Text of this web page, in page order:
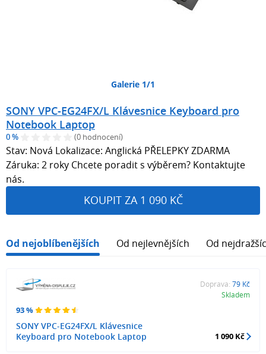
Galerie 1/1
SONY VPC-EG24FX/L Klávesnice Keyboard pro
Notebook Laptop
0 % (0 hodnocení)
Stav: Nová Lokalizace: Anglická PŘELEPKY ZDARMA
Záruka: 2 roky Chcete poradit s výběrem? Kontaktujte
nás.
KOUPIT ZA 1 090 KČ
Od nejoblíbenějších Od nejlevnějších Od
93 %
SONY VPC-EG24FX/L Klávesnice
Keyboard pro Notebook Laptop
Doprava: 79 Kč
Skladem
1 090 Kč